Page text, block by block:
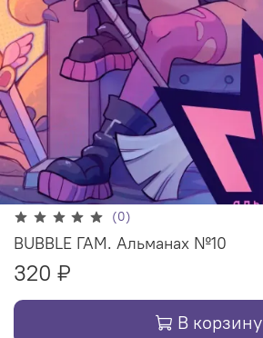
(0)
BUBBLE ГАМ. Альманах №10
320 ₽
В корзину